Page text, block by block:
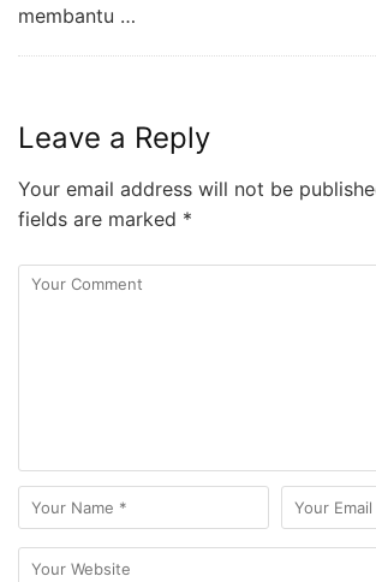
membantu …
Leave a Reply
Your email address will not be
fields are marked *